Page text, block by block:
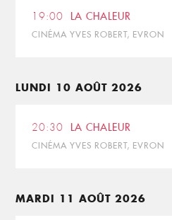
19:00 LA CHALEUR
CINÉMA YVES ROBERT, EVRON
LUNDI 10 AOÛT 2026
20:30 LA CHALEUR
CINÉMA YVES ROBERT, EVRON
MARDI 11 AOÛT 2026